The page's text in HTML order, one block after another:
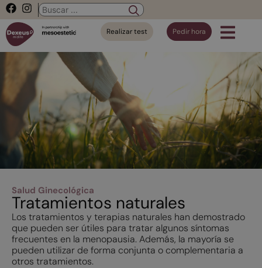
Realizar test Pedir hora
Salud Ginecológica
Tratamientos naturales
Los tratamientos y terapias naturales han demostrado
que pueden ser útiles para tratar algunos síntomas
frecuentes en la menopausia. Además, la mayoría se
pueden utilizar de forma conjunta o complementaria a
otros tratamientos.